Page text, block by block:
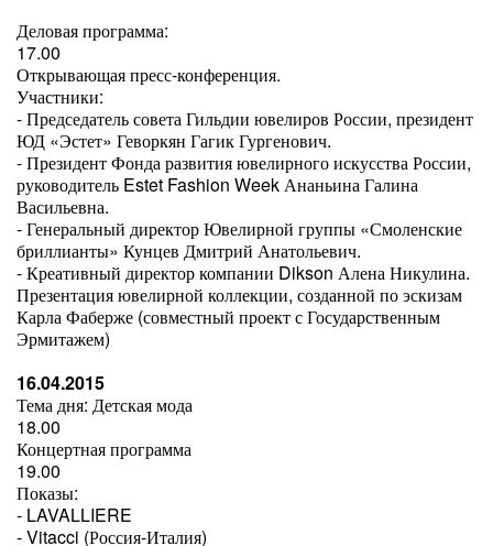
Деловая программа:
17.00
Открывающая пресс-конференция.
Участники:
- Председатель совета Гильдии ювелиров России, президент
ЮД «Эстет» Геворкян Гагик Гургенович.
- Президент Фонда развития ювелирного искусства России,
руководитель Estet Fashion Week Ананьина Галина
Васильевна.
- Генеральный директор Ювелирной группы «Смоленские
бриллианты» Кунцев Дмитрий Анатольевич.
- Креативный директор компании Dikson Алена Никулина.
Презентация ювелирной коллекции, созданной по эскизам
Карла Фаберже (совместный проект с Государственным
Эрмитажем)
16.04.2015
Тема дня: Детская мода
18.00
Концертная программа
19.00
Показы:
- LAVALLIERE
- Vitacci (Россия-Италия)